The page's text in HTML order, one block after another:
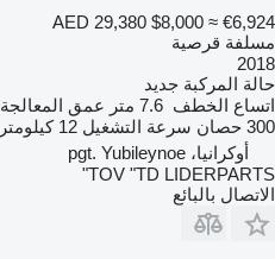
AED 29,380 $8,000 ≈ €6,924
مسلفة قرصية
2018
حالة المركبة جديد
اتساع الخطف 7.6 متر عمق المعالجة
300 حصان
سرعة التشغيل 12 كيلومتر / ساعة
أوكرانيا، pgt. Yubileynoe
TOV "TD LIDERPARTS"
الاتصال بالبائع